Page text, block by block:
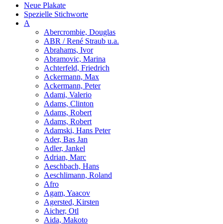
Neue Plakate
Spezielle Stichworte
A
Abercrombie, Douglas
ABR / René Straub u.a.
Abrahams, Ivor
Abramovic, Marina
Achterfeld, Friedrich
Ackermann, Max
Ackermann, Peter
Adami, Valerio
Adams, Clinton
Adams, Robert
Adams, Robert
Adamski, Hans Peter
Ader, Bas Jan
Adler, Jankel
Adrian, Marc
Aeschbach, Hans
Aeschlimann, Roland
Afro
Agam, Yaacov
Agersted, Kirsten
Aicher, Otl
Aida, Makoto